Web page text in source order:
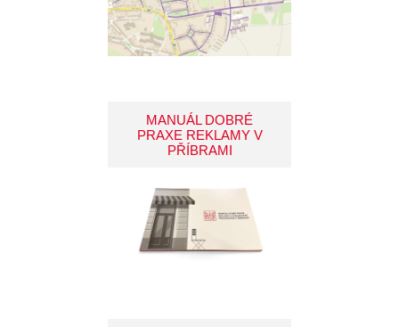
MANUÁL DOBRÉ
PRAXE REKLAMY V
PŘÍBRAMI